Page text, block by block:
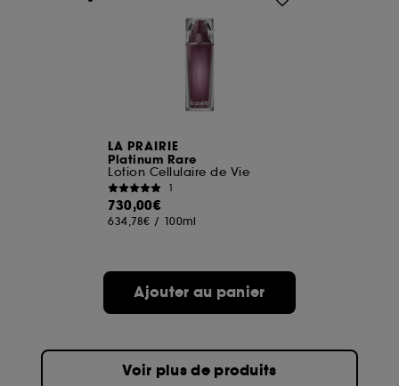
LA PRAIRIE
Platinum Rare
Lotion Cellulaire de Vie
1
730,00€
634,78€ / 100ml
Ajouter au panier
Voir plus de produits